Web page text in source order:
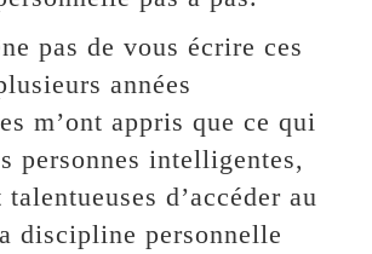
pas de vous écrire ces
années
m’ont appris que ce qui
personnes intelligentes,
d’accéder au
discipline personnelle